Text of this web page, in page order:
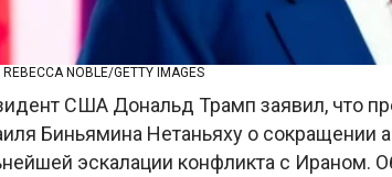
NOBLE/GETTY IMAGES
США Дональд Трамп заявил, что
Биньямина Нетаньяху о сокращении
эскалации конфликта с Ираном.